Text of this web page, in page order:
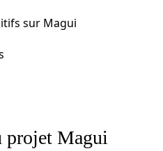
sur Magui
projet Magui